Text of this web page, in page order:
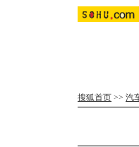
搜狐首页 >> 汽